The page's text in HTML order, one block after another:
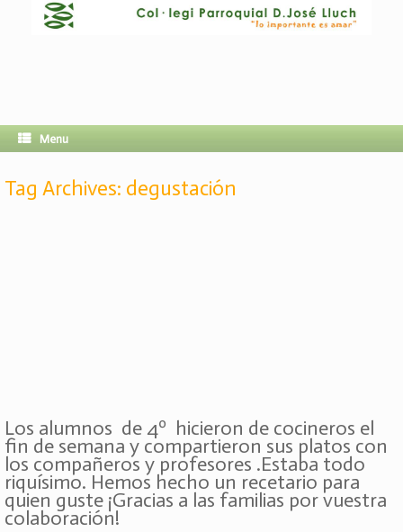
Menu
Tag Archives: degustación
Los alumnos de 4º hicieron de cocineros el
fin de semana y compartieron sus platos con
los compañeros y profesores .Estaba todo
riquísimo. Hemos hecho un recetario para
quien guste ¡Gracias a las familias por vuestra
colaboración!